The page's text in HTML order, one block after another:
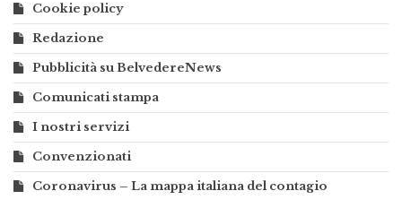
Cookie policy
Redazione
Pubblicità su BelvedereNews
Comunicati stampa
I nostri servizi
Convenzionati
Coronavirus – La mappa italiana del contagio